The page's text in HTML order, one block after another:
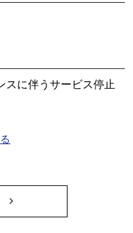
スに伴うサービス停止